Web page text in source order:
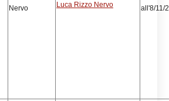
Nervo
Luca Rizzo Nervo
all'8/11/